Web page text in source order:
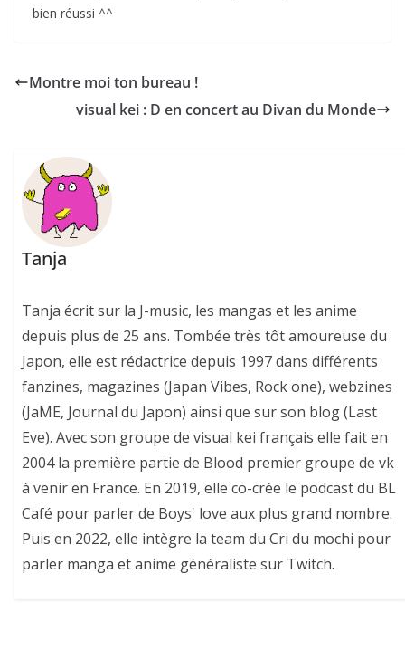
bien réussi ^^
Montre moi ton bureau !
visual kei : D en concert au Divan du Monde
Tanja
Tanja écrit sur la J-music, les mangas et les anime
depuis plus de 25 ans. Tombée très tôt amoureuse du
Japon, elle est rédactrice depuis 1997 dans différents
fanzines, magazines (Japan Vibes, Rock one), webzines
(JaME, Journal du Japon) ainsi que sur son blog (Last
Eve). Avec son groupe de visual kei français elle fait en
2004 la première partie de Blood premier groupe de vk
à venir en France. En 2019, elle co-crée le podcast du BL
Café pour parler de Boys' love aux plus grand nombre.
Puis en 2022, elle intègre la team du Cri du mochi pour
parler manga et anime généraliste sur Twitch.